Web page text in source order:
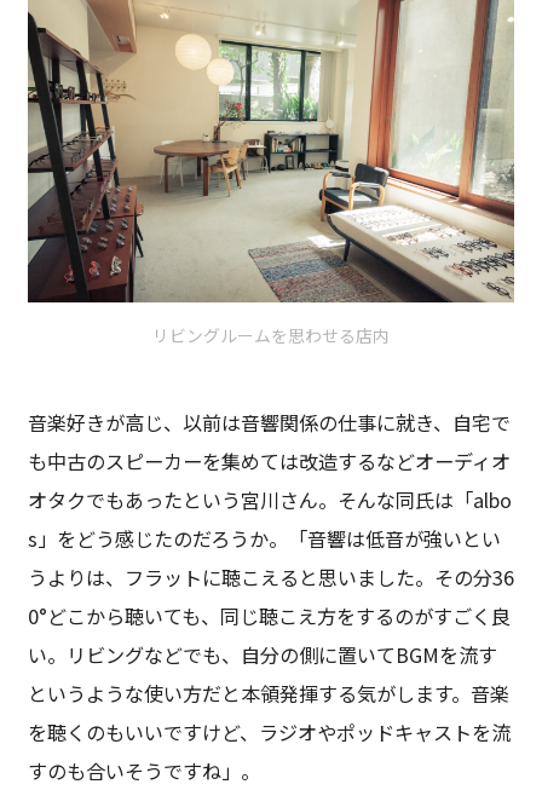
リビングルームを思わせる店内
音楽好きが高じ、以前は音響関係の仕事に就き、自宅で
も中古のスピーカーを集めては改造するなどオーディオ
オタクでもあったという宮川さん。そんな同氏は「albo
s」をどう感じたのだろうか。「音響は低音が強いとい
うよりは、フラットに聴こえると思いました。その分36
0°どこから聴いても、同じ聴こえ方をするのがすごく良
い。リビングなどでも、自分の側に置いてBGMを流す
というような使い方だと本領発揮する気がします。音楽
を聴くのもいいですけど、ラジオやポッドキャストを流
すのも合いそうですね」。